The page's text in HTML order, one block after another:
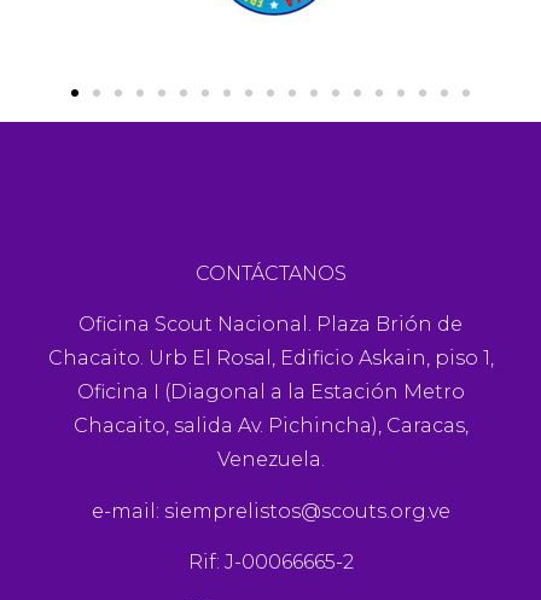
CONTÁCTANOS
Oficina Scout Nacional. Plaza Brión de
Chacaito. Urb El Rosal, Edificio Askain, piso 1,
Oficina I (Diagonal a la Estación Metro
Chacaito, salida Av. Pichincha), Caracas,
Venezuela.
e-mail: siemprelistos@scouts.org.ve
Rif: J-00066665-2